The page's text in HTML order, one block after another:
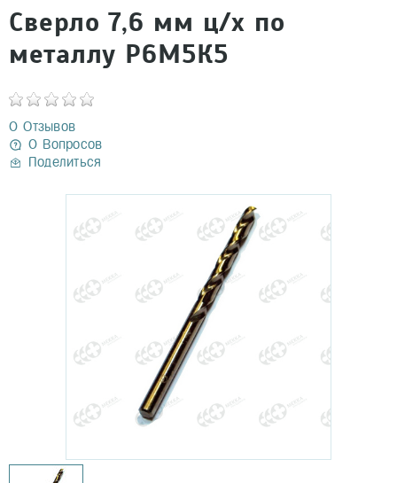
Сверло 7,6 мм ц/х по
металлу Р6М5К5
0 Отзывов
0 Вопросов
Поделиться